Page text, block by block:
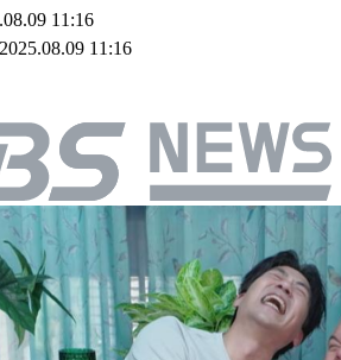
11:16
2025.08.09 11:16